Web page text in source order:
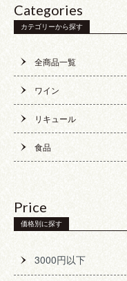
Categories
カテゴリーから探す
全商品一覧
ワイン
リキュール
食品
Price
価格別に探す
3000円以下